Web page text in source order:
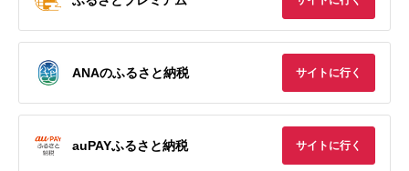
ANAのふるさと納税 サイトに行く
auPAYふるさと納税 サイトに行く